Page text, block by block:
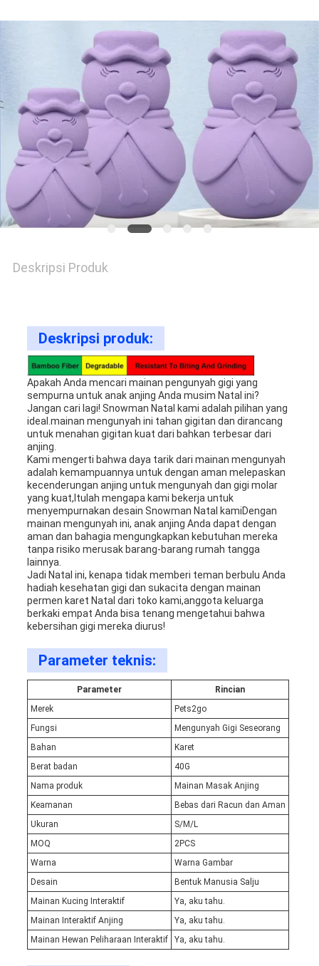
POLICY
Deskripsi Produk
Deskripsi produk:
Apakah Anda mencari mainan pengunyah gigi yang
sempurna untuk anak anjing Anda musim Natal ini?
Jangan cari lagi! Snowman Natal kami adalah pilihan yang
ideal.mainan mengunyah ini tahan gigitan dan dirancang
untuk menahan gigitan kuat dari bahkan terbesar dari
anjing.
Kami mengerti bahwa daya tarik dari mainan mengunyah
adalah kemampuannya untuk dengan aman melepaskan
kecenderungan anjing untuk mengunyah dan gigi molar
yang kuat,Itulah mengapa kami bekerja untuk
menyempurnakan desain Snowman Natal kamiDengan
mainan mengunyah ini, anak anjing Anda dapat dengan
aman dan bahagia mengungkapkan kebutuhan mereka
tanpa risiko merusak barang-barang rumah tangga
lainnya.
Jadi Natal ini, kenapa tidak memberi teman berbulu Anda
hadiah kesehatan gigi dan sukacita dengan mainan
permen karet Natal dari toko kami,anggota keluarga
berkaki empat Anda bisa tenang mengetahui bahwa
kebersihan gigi mereka diurus!
Parameter teknis:
Parameter
Rincian
Merek
Pets2go
Fungsi
Mengunyah Gigi Seseorang
Bahan
Karet
Berat badan
40G
Nama produk
Mainan Masak Anjing
Keamanan
Bebas dari Racun dan Aman
Ukuran
S/M/L
MOQ
2PCS
Warna
Warna Gambar
Desain
Bentuk Manusia Salju
Mainan Kucing Interaktif
Ya, aku tahu.
Mainan Interaktif Anjing
Ya, aku tahu.
Mainan Hewan Peliharaan Interaktif
Ya, aku tahu.